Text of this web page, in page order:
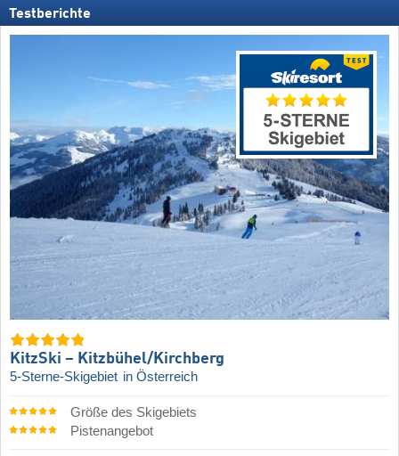
Testberichte
KitzSki – Kitzbühel/​Kirchberg
5-Sterne-Skigebiet in Österreich
Größe des Skigebiets
Pistenangebot